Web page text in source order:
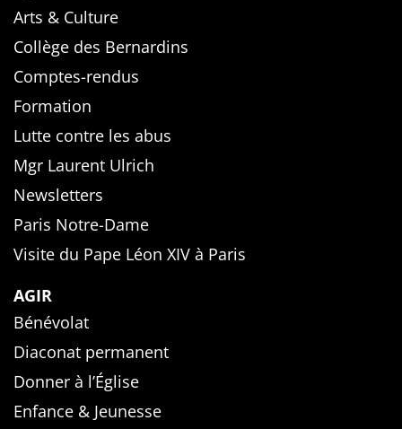
Arts & Culture
Collège des Bernardins
Comptes-rendus
Formation
Lutte contre les abus
Mgr Laurent Ulrich
Newsletters
Paris Notre-Dame
Visite du Pape Léon XIV à Paris
AGIR
Bénévolat
Diaconat permanent
Donner à l’Église
Enfance & Jeunesse